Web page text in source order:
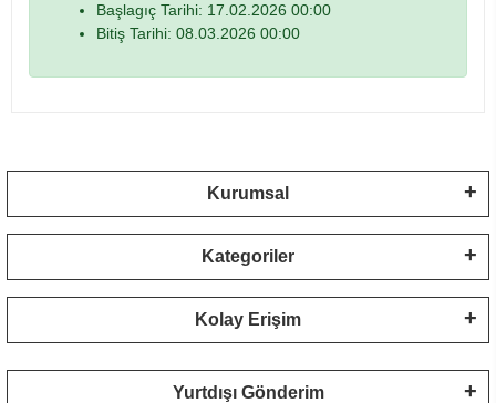
Başlagıç Tarihi: 17.02.2026 00:00
Bitiş Tarihi: 08.03.2026 00:00
Kurumsal
Kategoriler
Kolay Erişim
Yurtdışı Gönderim